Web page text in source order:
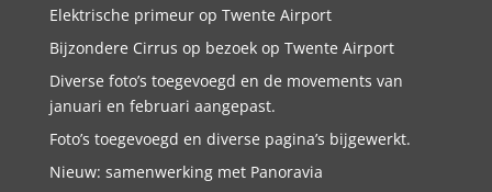
Elektrische primeur op Twente Airport
Bijzondere Cirrus op bezoek op Twente Airport
Diverse foto’s toegevoegd en de movements van
januari en februari aangepast.
Foto’s toegevoegd en diverse pagina’s bijgewerkt.
Nieuw: samenwerking met Panoravia